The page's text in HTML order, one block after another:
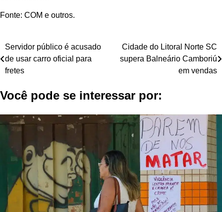
Fonte: COM e outros.
Navegação
de
Servidor público é acusado
de usar carro oficial para
fretes
Cidade do Litoral Norte SC
supera Balneário Camboriú
em vendas
Você pode se interessar por: